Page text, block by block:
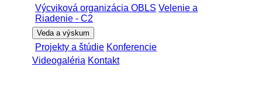
Výcviková organizácia OBLS Velenie a
Riadenie - C2
Veda a výskum
Projekty a štúdie Konferencie
Videogaléria Kontakt